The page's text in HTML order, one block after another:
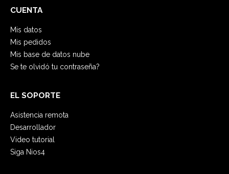
CUENTA
Mis datos
Mis pedidos
Mis base de datos nube
Se te olvidó tu contraseña?
EL SOPORTE
Asistencia remota
Desarrollador
Video tutorial
Siga Nios4